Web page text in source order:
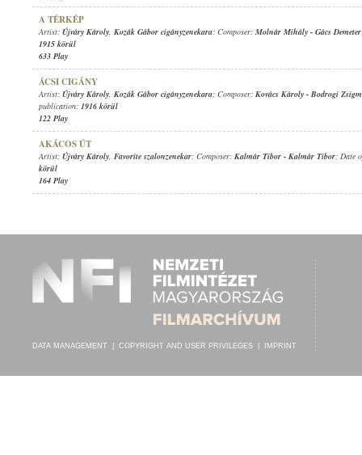
A TÉRKÉP
Artist: Újváry Károly, Kozák Gábor cigányzenekara; Composer: Molnár Mihály - Gács Demeter
1915 körül
633 Play
ÁCSI CIGÁNY
Artist: Újváry Károly, Kozák Gábor cigányzenekara; Composer: Kovács Károly - Bodrogi
publication: 1916 körül
122 Play
AKÁCOS ÚT
Artist: Újváry Károly, Favorite szalonzenekar; Composer: Kalmár Tibor - Kalmár Tibor; Date
körül
164 Play
DATA MANAGEMENT COPYRIGHT AND USER PRIVILEGES IMPRINT